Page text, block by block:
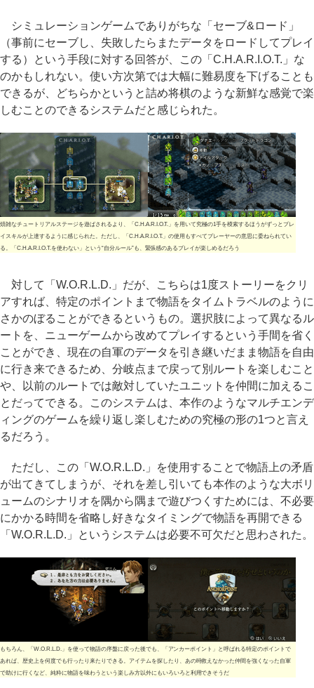
シミュレーションゲームでありがちな「セーブ&ロード」
（事前にセーブし、失敗したらまたデータをロードしてプレイ
する）という手段に対する回答が、この「C.H.A.R.I.O.T.」な
のかもしれない。使い方次第では大幅に難易度を下げることも
できるが、どちらかというと詰め将棋のような新鮮な感覚で楽
しむことのできるシステムだと感じられた。
煩雑なチュートリアルステージを遊ばされるより、「C.H.A.R.I.O.T.」を用いて究極の1手を模索するほうがずっとプレ
イスキルが上達するように感じられた。ただし、「C.H.A.R.I.O.T.」の使用もすべてプレーヤーの意思に委ねられてい
る。「C.H.A.R.I.O.T.を使わない」という“自分ルール”も、緊張感のあるプレイが楽しめるだろう
対して「W.O.R.L.D.」だが、こちらは1度ストーリーをクリ
アすれば、特定のポイントまで物語をタイムトラベルのように
さかのぼることができるというもの。選択肢によって異なるル
ートを、ニューゲームから改めてプレイするという手間を省く
ことができ、現在の自軍のデータを引き継いだまま物語を自由
に行き来できるため、分岐点まで戻って別ルートを楽しむこと
や、以前のルートでは敵対していたユニットを仲間に加えるこ
とだってできる。このシステムは、本作のようなマルチエンデ
ィングのゲームを繰り返し楽しむための究極の形の1つと言え
るだろう。
ただし、この「W.O.R.L.D.」を使用することで物語上の矛盾
が出てきてしまうが、それを差し引いても本作のような大ボリ
ュームのシナリオを隅から隅まで遊びつくすためには、不必要
にかかる時間を省略し好きなタイミングで物語を再開できる
「W.O.R.L.D.」というシステムは必要不可欠だと思わされた。
もちろん、「W.O.R.L.D.」を使って物語の序盤に戻った後でも、「アンカーポイント」と呼ばれる特定のポイントで
あれば、歴史上を何度でも行ったり来たりできる。アイテムを探したり、あの時救えなかった仲間を強くなった自軍
で助けに行くなど、純粋に物語を味わうという楽しみ方以外にもいろいろと利用できそうだ